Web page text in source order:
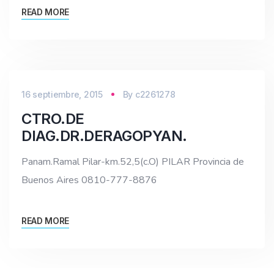
READ MORE
16 septiembre, 2015 By c2261278
CTRO.DE
DIAG.DR.DERAGOPYAN.
Panam.Ramal Pilar-km.52,5(c.O) PILAR Provincia de
Buenos Aires 0810-777-8876
READ MORE